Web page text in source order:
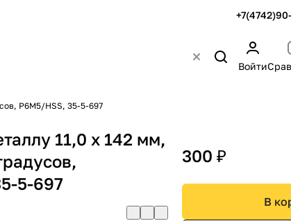
Войти
P6M5/HSS, 35-5-697
11,0 х 142 мм,
5-697
300 ₽
В